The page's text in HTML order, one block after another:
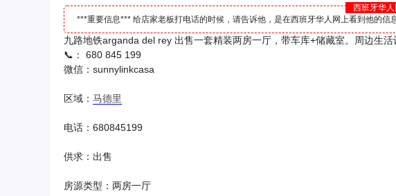
西班牙华
***重要信息*** 给店家老板打电话的时候，请告诉他，是在西班牙华人网上看到他的信
九路地铁arganda del rey 出售一套精装两房一厅，带车库+储藏室。周边生活
📞： 680 845 199
微信：sunnylinkcasa
区域： 马德里
电话：680845199
供求：出售
房源类型：两房一厅